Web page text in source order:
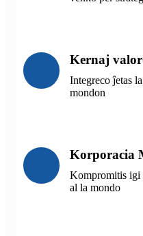
Kernaj
Integreco ĵetas
mondon
Korporacia
Kompromitis igi
al la mondo